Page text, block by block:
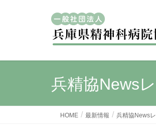
兵精協News
HOME 最新情報 兵精協News